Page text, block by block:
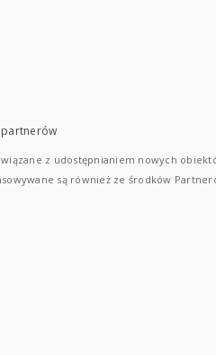
z udostępnianiem nowych
są również ze środków